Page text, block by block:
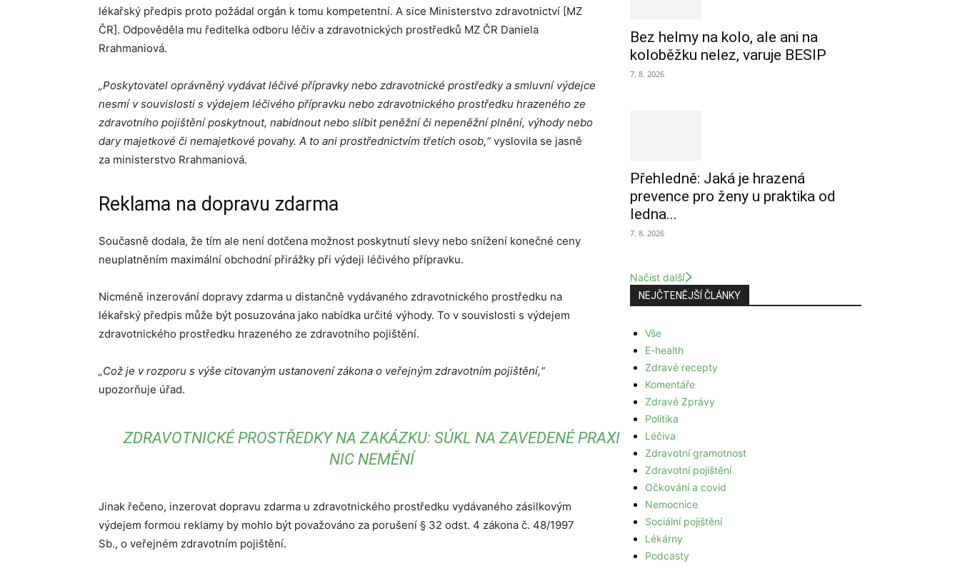
lékařský předpis proto požádal orgán k tomu kompetentní. A sice Ministerstvo zdravotnictví [MZ
ČR]. Odpověděla mu ředitelka odboru léčiv a zdravotnických prostředků MZ ČR Daniela
Rrahmaniová.
„Poskytovatel oprávněný vydávat léčivé přípravky nebo zdravotnické prostředky a smluvní výdejce
nesmí v souvislosti s výdejem léčivého přípravku nebo zdravotnického prostředku hrazeného ze
zdravotního pojištění poskytnout, nabídnout nebo slíbit peněžní či nepeněžní plnění, výhody nebo
dary majetkové či nemajetkové povahy. A to ani prostřednictvím třetích osob,“vyslovila se jasně
za ministerstvo Rrahmaniová.
Reklama na dopravu zdarma
Současně dodala, že tím ale není dotčena možnost poskytnutí slevy nebo snížení konečné ceny
neuplatněním maximální obchodní přirážky při výdeji léčivého přípravku.
Nicméně inzerování dopravy zdarma u distančně vydávaného zdravotnického prostředku na
lékařský předpis může být posuzována jako nabídka určité výhody. To v souvislosti s výdejem
zdravotnického prostředku hrazeného ze zdravotního pojištění.
„Což je v rozporu s výše citovaným ustanovení zákona o veřejným zdravotním pojištění,“
upozorňuje úřad.
ZDRAVOTNICKÉ PROSTŘEDKY NA ZAKÁZKU: SÚKL NA ZAVEDENÉ PRAXI
NIC NEMĚNÍ
Jinak řečeno, inzerovat dopravu zdarma u zdravotnického prostředku vydávaného zásilkovým
výdejem formou reklamy by mohlo být považováno za porušení § 32 odst. 4 zákona č. 48/1997
Sb., o veřejném zdravotním pojištění.
Bez helmy na kolo, ale ani na
koloběžku nelez, varuje BESIP
7. 8. 2026
Přehledně: Jaká je hrazená
prevence pro ženy u praktika od
ledna...
7. 8. 2026
Načíst další
NEJČTENĚJŠÍ ČLÁNKY
Vše
E-health
Zdravé recepty
Komentáře
Zdravé Zprávy
Politika
Léčiva
Zdravotní gramotnost
Zdravotní pojištění
Očkování a covid
Nemocnice
Sociální pojištění
Lékárny
Podcasty